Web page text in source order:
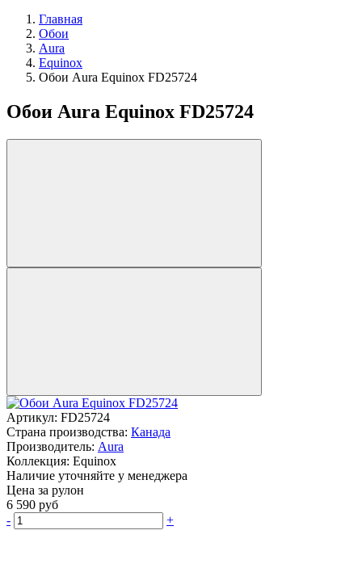
Главная
Обои
Aura
Equinox
Обои Aura Equinox FD25724
Обои Aura Equinox FD25724
Артикул: FD25724
Страна производства: Канада
Производитель: Aura
Коллекция: Equinox
Наличие уточняйте у менеджера
Цена за рулон
6 590 руб
-
+